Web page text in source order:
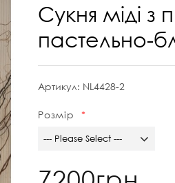
Сукня міді з
пастельно-
Артикул: NL4428-2
Розмір
--- Please Select ---